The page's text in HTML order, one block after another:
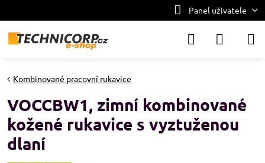
Panel uživatele
Kombinované pracovní rukavice
VOCCBW1, zimní kombinované
kožené rukavice s vyztuženou
dlaní